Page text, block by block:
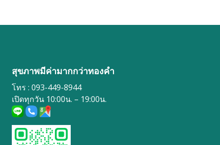
สุขภาพมีค่ามากกว่าทองคำ
โทร : 093-449-8944
เปิดทุกวัน 10:00น. – 19:00น.